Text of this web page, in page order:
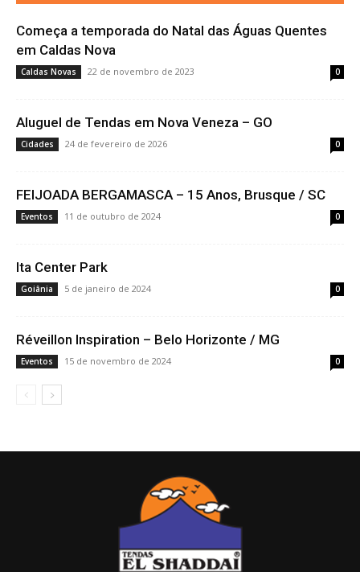
Começa a temporada do Natal das Águas Quentes
em Caldas Nova
Caldas Novas 22 de novembro de 2023 0
Aluguel de Tendas em Nova Veneza – GO
Cidades 24 de fevereiro de 2026 0
FEIJOADA BERGAMASCA – 15 Anos, Brusque / SC
Eventos 11 de outubro de 2024 0
Ita Center Park
Goiânia 5 de janeiro de 2024 0
Réveillon Inspiration – Belo Horizonte / MG
Eventos 15 de novembro de 2024 0